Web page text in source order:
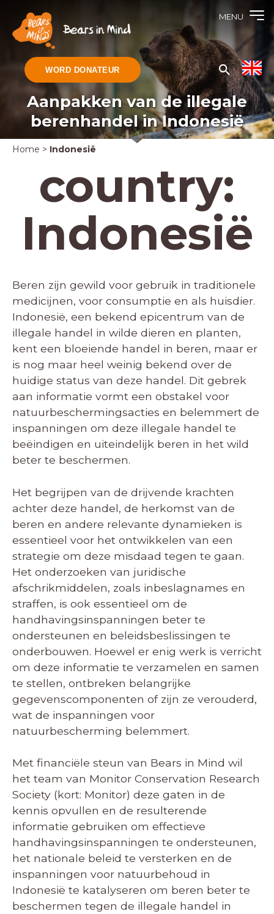
MENU
WORD DONATEUR
Aanpakken van de illegale
berenhandel in Indonesië
Home > Indonesië
country:
Indonesië
Beren zijn gewild voor gebruik in traditionele
medicijnen, voor consumptie en als huisdier.
Indonesië, een bekend epicentrum van de
illegale handel in wilde dieren en planten,
kent een bloeiende handel in beren, maar er
is nog maar heel weinig bekend over de
huidige status van deze handel. Dit gebrek
aan informatie vormt een obstakel voor
natuurbeschermingsacties en belemmert de
inspanningen om deze illegale handel te
beëindigen en uiteindelijk beren in het wild
beter te beschermen.
Het begrijpen van de drijvende krachten
achter deze handel, de herkomst van de
beren en andere relevante dynamieken is
essentieel voor het ontwikkelen van een
strategie om deze misdaad tegen te gaan.
Het onderzoeken van juridische
afschrikmiddelen, zoals inbeslagnames en
straffen, is ook essentieel om de
handhavingsinspanningen beter te
ondersteunen en beleidsbeslissingen te
onderbouwen. Hoewel er enig werk is verricht
om deze informatie te verzamelen en samen
te stellen, ontbreken belangrijke
gegevenscomponenten of zijn ze verouderd,
wat de inspanningen voor
natuurbescherming belemmert.
Met financiële steun van Bears in Mind wil
het team van Monitor Conservation Research
Society (kort: Monitor) deze gaten in de
kennis opvullen en de resulterende
informatie gebruiken om effectieve
handhavingsinspanningen te ondersteunen,
het nationale beleid te versterken en de
inspanningen voor natuurbehoud in
Indonesië te katalyseren om beren beter te
beschermen tegen de illegale handel in